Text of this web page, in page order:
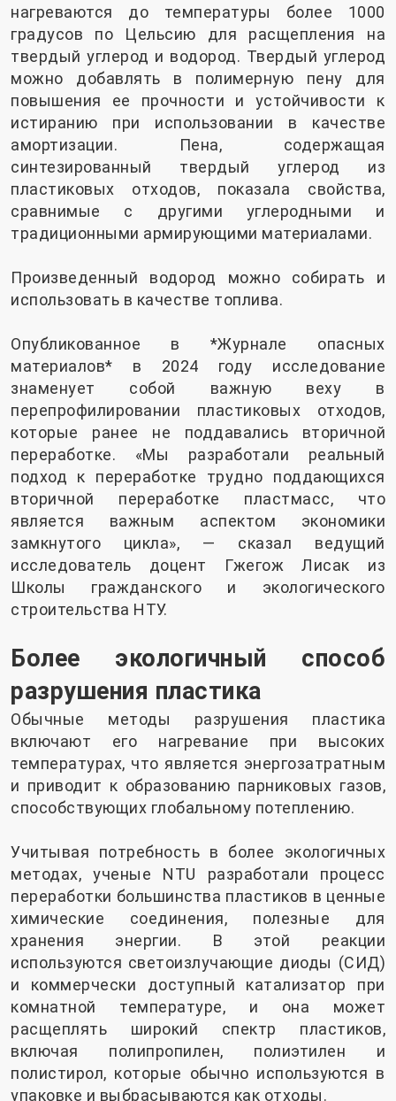
нагреваются до температуры более 1000
градусов по Цельсию для расщепления на
твердый углерод и водород. Твердый углерод
можно добавлять в полимерную пену для
повышения ее прочности и устойчивости к
истиранию при использовании в качестве
амортизации. Пена, содержащая
синтезированный твердый углерод из
пластиковых отходов, показала свойства,
сравнимые с другими углеродными и
традиционными армирующими материалами.
Произведенный водород можно собирать и
использовать в качестве топлива.
Опубликованное в *Журнале опасных
материалов* в 2024 году исследование
знаменует собой важную веху в
перепрофилировании пластиковых отходов,
которые ранее не поддавались вторичной
переработке. «Мы разработали реальный
подход к переработке трудно поддающихся
вторичной переработке пластмасс, что
является важным аспектом экономики
замкнутого цикла», — сказал ведущий
исследователь доцент Гжегож Лисак из
Школы гражданского и экологического
строительства НТУ.
Более экологичный способ
разрушения пластика
Обычные методы разрушения пластика
включают его нагревание при высоких
температурах, что является энергозатратным
и приводит к образованию парниковых газов,
способствующих глобальному потеплению.
Учитывая потребность в более экологичных
методах, ученые NTU разработали процесс
переработки большинства пластиков в ценные
химические соединения, полезные для
хранения энергии. В этой реакции
используются светоизлучающие диоды (СИД)
и коммерчески доступный катализатор при
комнатной температуре, и она может
расщеплять широкий спектр пластиков,
включая полипропилен, полиэтилен и
полистирол, которые обычно используются в
упаковке и выбрасываются как отходы.